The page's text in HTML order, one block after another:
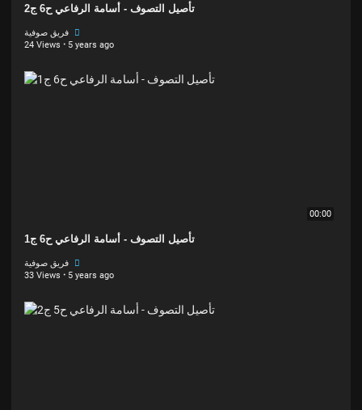
تأصيل التصوف - أسامة الرفاعي ح6 ج2
24 Views · 5 years ago
00:00
تأصيل التصوف - أسامة الرفاعي ح6 ج1
33 Views · 5 years ago